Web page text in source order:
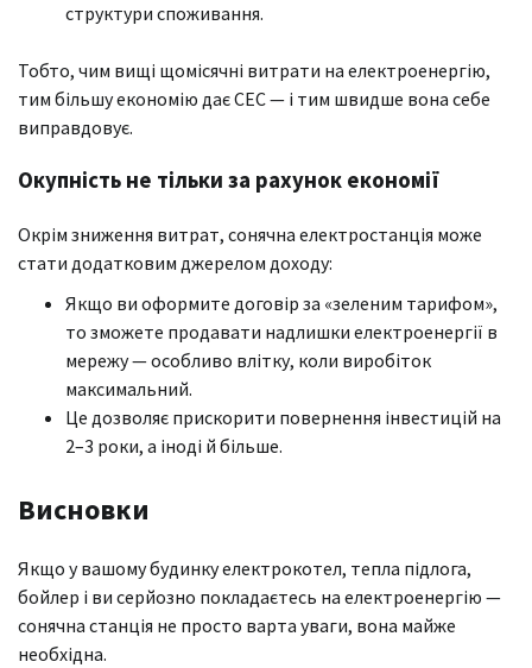
структури споживання.
Тобто, чим вищі щомісячні витрати на електроенергію,
тим більшу економію дає СЕС — і тим швидше вона себе
виправдовує.
Окупність не тільки за рахунок економії
Окрім зниження витрат, сонячна електростанція може
стати додатковим джерелом доходу:
Якщо ви оформите договір за «зеленим тарифом»,
то зможете продавати надлишки електроенергії в
мережу — особливо влітку, коли виробіток
максимальний.
Це дозволяє прискорити повернення інвестицій на
2–3 роки, а іноді й більше.
Висновки
Якщо у вашому будинку електрокотел, тепла підлога,
бойлер і ви серйозно покладаєтесь на електроенергію —
сонячна станція не просто варта уваги, вона майже
необхідна.